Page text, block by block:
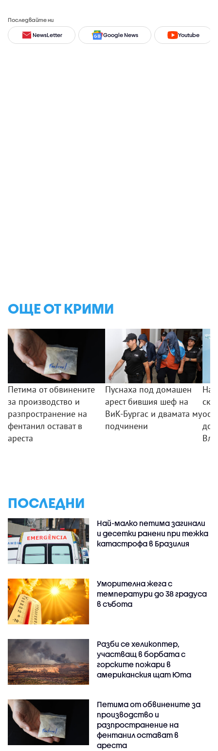
Последвайте ни
NewsLetter Google News Youtube
ОЩЕ ОТ КРИМИ
Петима от обвинените
за производство и
разпространение на
фентанил остават в
ареста
Пуснаха под домашен
арест бившия шеф на
ВиК-Бургас и двамата му
подчинени
ПОСЛЕДНИ
Най-малко петима загинали
и десетки ранени при тежка
катастрофа в Бразилия
Уморителна жега с
температури до 38 градуса
в събота
Разби се хеликоптер,
участващ в борбата с
горските пожари в
американския щат Юта
Петима от обвинените за
производство и
разпространение на
фентанил остават в
ареста